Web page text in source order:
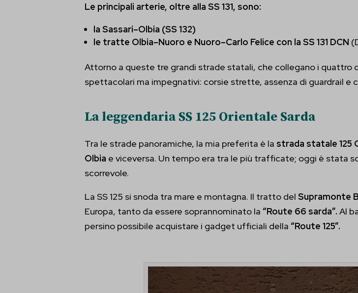
Le principali arterie, oltre alla SS 131, sono:
la Sassari–Olbia (SS 132)
le tratte Olbia–Nuoro e Nuoro–Carlo Felice con la SS 131 DCN
Attorno a queste tre grandi strade statali, che collegano i quattro
spettacolari ma impegnativi: corsie strette, assenza di guardrail e
La leggendaria SS 125 Orientale Sarda
Tra le strade panoramiche, la mia preferita è la strada statale 125
Olbia e viceversa. Un tempo era tra le più trafficate; oggi è stata
scorrevole.
La SS 125 si snoda tra mare e montagna. Il tratto del Supramonte
Europa, tanto da essere soprannominato la “Route 66 sarda”. Al
persino possibile acquistare i gadget ufficiali della “Route 125”.
et-pb-recent-items-button-innerContent--linkTarget
et-pb-recent-items-content-decoration-headingFont-h2-
et-pb-recent-items-dynamic-content-select-post_id
et-pb-recent-items-fieldItem-advanced-type
et-pb-recent-items-image-advanced-orientation
et-pb-recent-items-image-innerContent--linkTarget
et-pb-recent-items-menu-advanced-style
et-pb-recent-items-module-advanced-fullwidth
et-pb-recent-items-module-advanced-link--target